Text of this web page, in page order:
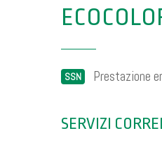
SSN Prestazione
SERVIZI